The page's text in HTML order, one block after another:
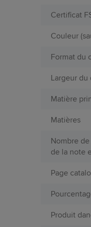
Certificat
Couleur
Format du
Largeur du
Matière
Matières
Nombre
de la note
Page
Produit